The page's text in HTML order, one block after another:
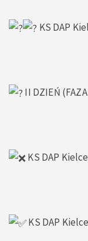
KS DAP
II DZIEŃ
KS DAP
KS DAP